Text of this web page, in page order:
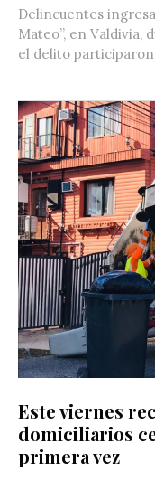
Delincuentes
Mateo”, en Valdivia,
el delito
Este viernes
domiciliarios
primera vez